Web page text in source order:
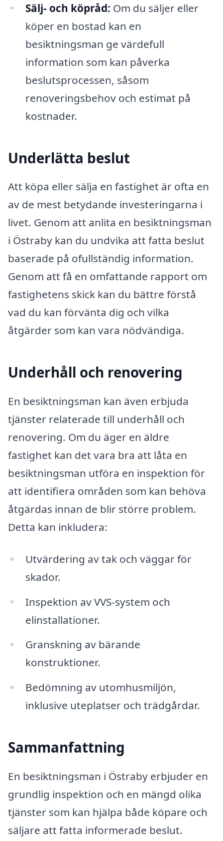
Sälj- och köpråd: Om du säljer eller
köper en bostad kan en
besiktningsman ge värdefull
information som kan påverka
beslutsprocessen, såsom
renoveringsbehov och estimat på
kostnader.
Underlätta beslut
Att köpa eller sälja en fastighet är ofta en
av de mest betydande investeringarna i
livet. Genom att anlita en besiktningsman
i Östraby kan du undvika att fatta beslut
baserade på ofullständig information.
Genom att få en omfattande rapport om
fastighetens skick kan du bättre förstå
vad du kan förvänta dig och vilka
åtgärder som kan vara nödvändiga.
Underhåll och renovering
En besiktningsman kan även erbjuda
tjänster relaterade till underhåll och
renovering. Om du äger en äldre
fastighet kan det vara bra att låta en
besiktningsman utföra en inspektion för
att identifiera områden som kan behöva
åtgärdas innan de blir större problem.
Detta kan inkludera:
Utvärdering av tak och väggar för
skador.
Inspektion av VVS-system och
elinstallationer.
Granskning av bärande
konstruktioner.
Bedömning av utomhusmiljön,
inklusive uteplatser och trädgårdar.
Sammanfattning
En besiktningsman i Östraby erbjuder en
grundlig inspektion och en mängd olika
tjänster som kan hjälpa både köpare och
säljare att fatta informerade beslut.